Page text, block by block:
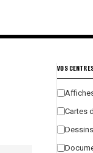
VOS
Cartes